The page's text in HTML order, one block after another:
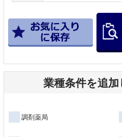
業種条件を追
調剤薬局